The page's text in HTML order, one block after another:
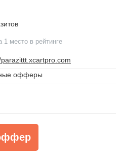
1 место в рейтинге
офферы